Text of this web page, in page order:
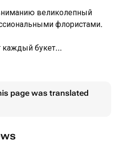
великолепный
флористами.
букет
доступность
page was translated